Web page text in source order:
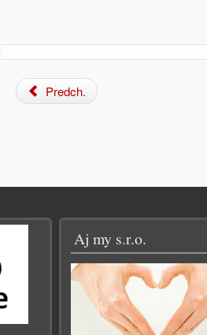
Predch.
Aj my s.r.o.